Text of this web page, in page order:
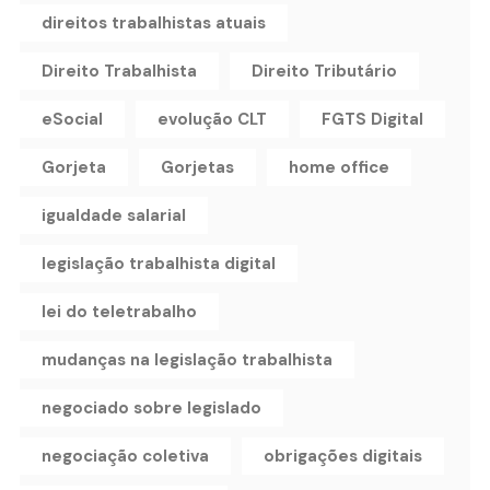
direitos trabalhistas atuais
Direito Trabalhista Direito Tributário
eSocial evolução CLT FGTS Digital
Gorjeta Gorjetas home office
igualdade salarial
legislação trabalhista digital
lei do teletrabalho
mudanças na legislação trabalhista
negociado sobre legislado
negociação coletiva obrigações digitais